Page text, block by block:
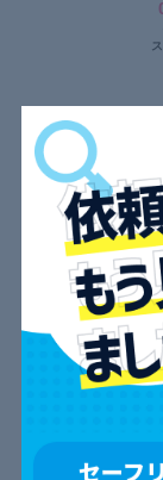
口コミ一覧
すべて
見つかりません。
セーフ